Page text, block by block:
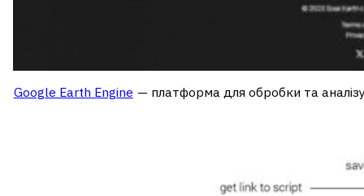
Google Earth Engine — платформа для обробки та